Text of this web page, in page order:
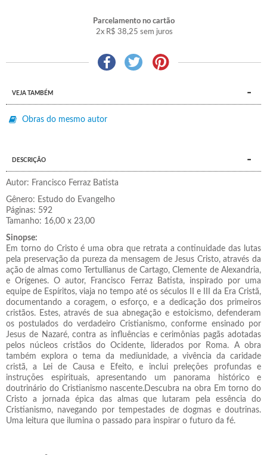
Parcelamento no cartão
2x R$ 38,25 sem juros
VEJA TAMBÉM
Obras do mesmo autor
DESCRIÇÃO
Autor: Francisco Ferraz Batista
Gênero: Estudo do Evangelho
Páginas: 592
Tamanho: 16,00 x 23,00
Sinopse:
Em torno do Cristo é uma obra que retrata a continuidade das lutas
pela preservação da pureza da mensagem de Jesus Cristo, através da
ação de almas como Tertullianus de Cartago, Clemente de Alexandria,
e Orígenes. O autor, Francisco Ferraz Batista, inspirado por uma
equipe de Espíritos, viaja no tempo até os séculos II e III da Era Cristã,
documentando a coragem, o esforço, e a dedicação dos primeiros
cristãos. Estes, através de sua abnegação e estoicismo, defenderam
os postulados do verdadeiro Cristianismo, conforme ensinado por
Jesus de Nazaré, contra as influências e cerimônias pagãs adotadas
pelos núcleos cristãos do Ocidente, liderados por Roma. A obra
também explora o tema da mediunidade, a vivência da caridade
cristã, a Lei de Causa e Efeito, e inclui preleções profundas e
instruções espirituais, apresentando um panorama histórico e
doutrinário do Cristianismo nascente.Descubra na obra Em torno do
Cristo a jornada épica das almas que lutaram pela essência do
Cristianismo, navegando por tempestades de dogmas e doutrinas.
Uma leitura que ilumina o passado para inspirar o futuro da fé.